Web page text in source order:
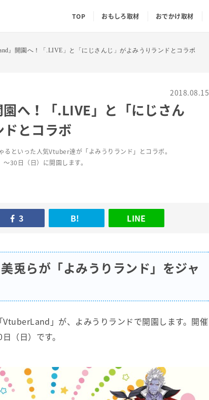
TOP おもしろ取材 おでかけ取材
』開園へ！「.LIVE」と「にじさんじ」がよみうりランドとコラボ
2018.08.15
へ！「.LIVE」と「にじさん
ドとコラボ
るといった人気Vtuber達が「よみうりランド」とコラボ。
30日（日）に開園します。
3 B! LINE
兎らが「よみうりランド」をジャ
」が、よみうりランドで開園します。開催
（日）です。